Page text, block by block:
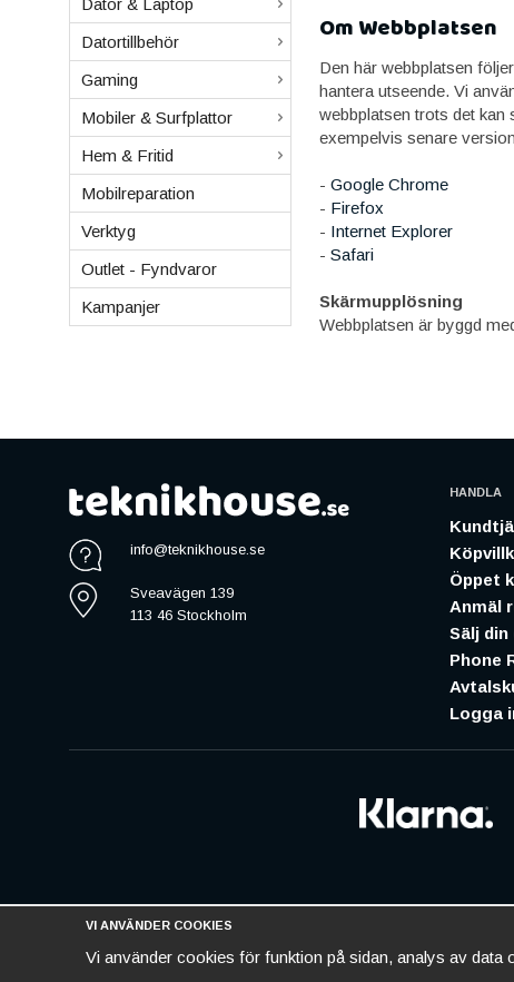
Dator & Laptop
Datortillbehör
Gaming
Mobiler & Surfplattor
Hem & Fritid
Mobilreparation
Verktyg
Outlet - Fyndvaror
Kampanjer
Om Webbplatsen
Den här webbplatsen
hantera utseende. Vi
webbplatsen trots det kan
exempelvis senare
- Google Chrome
- Firefox
- Internet Explorer
- Safari
Skärmupplösning
Webbplatsen är byggd
info@teknikhouse.se
Sveavägen 139
113 46 Stockholm
HANDLA
Öppet
Anmäl
Sälj din
Phone
Logga
VI ANVÄNDER COOKIES
Vi använder cookies för funktion på sidan, analys av data